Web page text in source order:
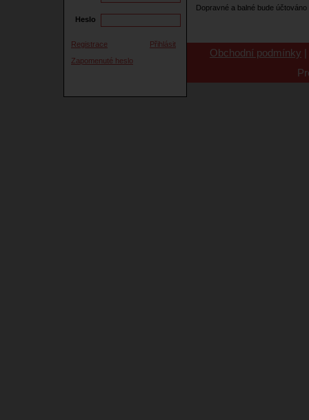
Heslo
Registrace
Přihlásit
Zapomenuté heslo
Dopravné a balné bude
Obchodní podmínky |